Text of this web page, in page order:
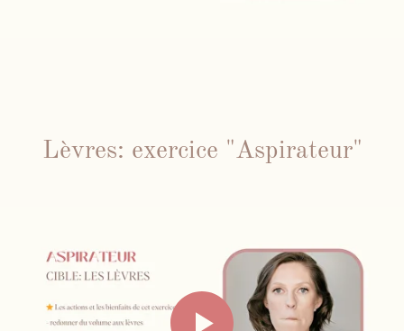
Lèvres: exercice "Aspirateur"